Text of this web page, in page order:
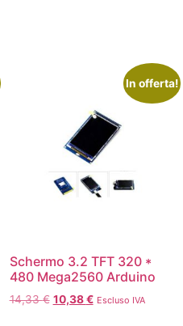
In offerta!
Schermo 3.2 TFT 320 *
480 Mega2560 Arduino
14,33€ 10,38€ Escluso IVA